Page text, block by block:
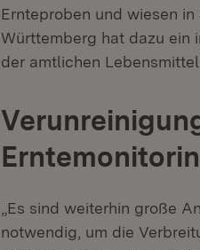
Ernteproben und wiesen
Württemberg hat dazu ein
der amtlichen
„Es sind weiterhin große
notwendig, um die